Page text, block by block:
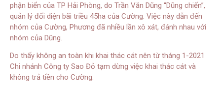
phận biển của TP Hải Phòng, do Trần Văn Dũng “Dũng chiến”,
quản lý đối diện bãi triều 45ha của Cường. Việc này dẫn đến
nhóm của Cường, Phương đã nhiều lần xô xát, đánh nhau với
nhóm của Dũng.
Do thấy không an toàn khi khai thác cát nên từ tháng 1-2021
Chi nhánh Công ty Sao Đỏ tạm dừng việc khai thác cát và
không trả tiền cho Cường.